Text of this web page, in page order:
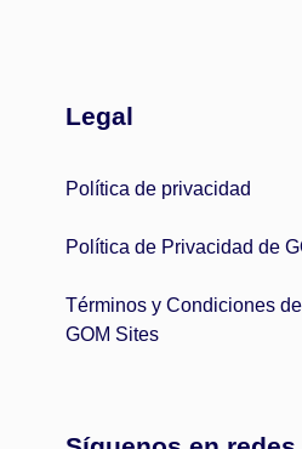
Legal
Política de privacidad
Política de Privacidad de
Términos y Condiciones
GOM Sites